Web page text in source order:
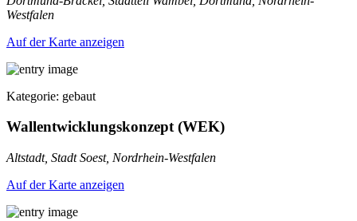
Westfalen
Auf der Karte anzeigen
Kategorie: gebaut
Wallentwicklungskonzept (WEK)
Altstadt, Stadt Soest, Nordrhein-Westfalen
Auf der Karte anzeigen